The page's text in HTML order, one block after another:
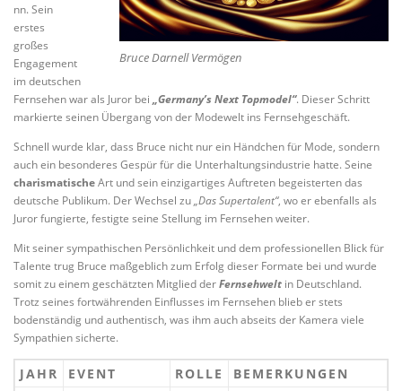
Bruce Darnell Vermögen
nn. Sein
erstes
großes
Engagement
im deutschen
Fernsehen war als Juror bei „Germany’s Next Topmodel“. Dieser Schritt
markierte seinen Übergang von der Modewelt ins Fernsehgeschäft.
Schnell wurde klar, dass Bruce nicht nur ein Händchen für Mode, sondern
auch ein besonderes Gespür für die Unterhaltungsindustrie hatte. Seine
charismatischeArt und sein einzigartiges Auftreten begeisterten das
deutsche Publikum. Der Wechsel zu„Das Supertalent“, wo er ebenfalls als
Juror fungierte, festigte seine Stellung im Fernsehen weiter.
Mit seiner sympathischen Persönlichkeit und dem professionellen Blick für
Talente trug Bruce maßgeblich zum Erfolg dieser Formate bei und wurde
somit zu einem geschätzten Mitglied derFernsehwelt in Deutschland.
Trotz seines fortwährenden Einflusses im Fernsehen blieb er stets
bodenständig und authentisch, was ihm auch abseits der Kamera viele
Sympathien sicherte.
JAHR EVENT ROLLE BEMERKUNGEN